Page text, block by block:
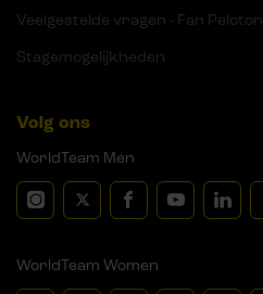
Veelgestelde vragen - Fan Peloton
Stagemogelijkheden
Volg ons
WorldTeam Men
WorldTeam Women